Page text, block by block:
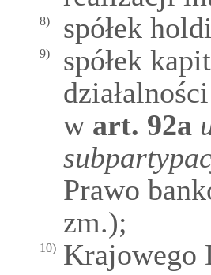
8) spółek
9)
spółek
wart. 92a
Prawo
zm.);
10) Krajowego